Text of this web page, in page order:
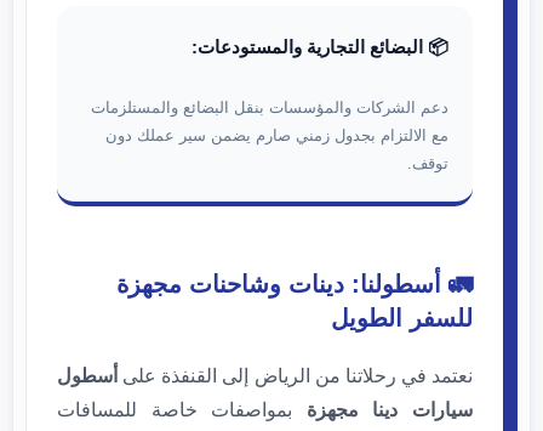
📦 البضائع التجارية والمستودعات:
دعم الشركات والمؤسسات بنقل البضائع والمستلزمات
مع الالتزام بجدول زمني صارم يضمن سير عملك دون
توقف.
🚛 أسطولنا: دينات وشاحنات مجهزة
للسفر الطويل
نعتمد في رحلاتنا من الرياض إلى القنفذة على أسطول
سيارات دينا مجهزة بمواصفات خاصة للمسافات